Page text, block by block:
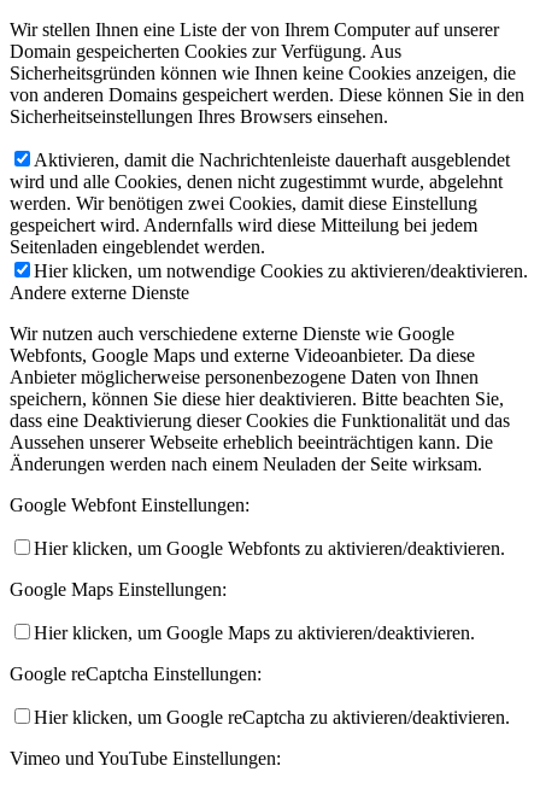
Wir stellen Ihnen eine Liste der von Ihrem Computer auf unserer
Domain gespeicherten Cookies zur Verfügung. Aus
Sicherheitsgründen können wie Ihnen keine Cookies anzeigen, die
von anderen Domains gespeichert werden. Diese können Sie in den
Sicherheitseinstellungen Ihres Browsers einsehen.
Aktivieren, damit die Nachrichtenleiste dauerhaft ausgeblendet
wird und alle Cookies, denen nicht zugestimmt wurde, abgelehnt
werden. Wir benötigen zwei Cookies, damit diese Einstellung
gespeichert wird. Andernfalls wird diese Mitteilung bei jedem
Seitenladen eingeblendet werden.
Hier klicken, um notwendige Cookies zu aktivieren/deaktivieren.
Andere externe Dienste
Wir nutzen auch verschiedene externe Dienste wie Google
Webfonts, Google Maps und externe Videoanbieter. Da diese
Anbieter möglicherweise personenbezogene Daten von Ihnen
speichern, können Sie diese hier deaktivieren. Bitte beachten Sie,
dass eine Deaktivierung dieser Cookies die Funktionalität und das
Aussehen unserer Webseite erheblich beeinträchtigen kann. Die
Änderungen werden nach einem Neuladen der Seite wirksam.
Google Webfont Einstellungen:
Hier klicken, um Google Webfonts zu aktivieren/deaktivieren.
Google Maps Einstellungen:
Hier klicken, um Google Maps zu aktivieren/deaktivieren.
Google reCaptcha Einstellungen:
Hier klicken, um Google reCaptcha zu aktivieren/deaktivieren.
Vimeo und YouTube Einstellungen: